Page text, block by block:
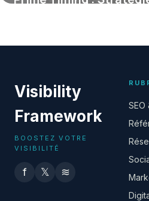
Visibility
Framework
BOOSTEZ VOTRE
VISIBILITÉ
f 𝕏 ≋
SEO